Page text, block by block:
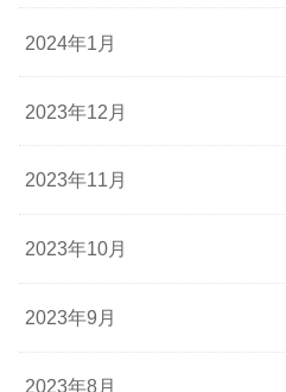
2024年1月
2023年12月
2023年11月
2023年10月
2023年9月
2023年8月